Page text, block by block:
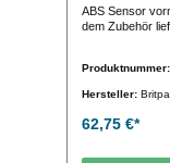
ABS Sensor
dem Zubehör
Produktnummer:
Hersteller:
62,75 €*